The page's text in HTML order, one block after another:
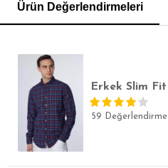
POLO YAKA T-SHIRT
Ürün Değerlendirmeleri
59 Değerlendirme